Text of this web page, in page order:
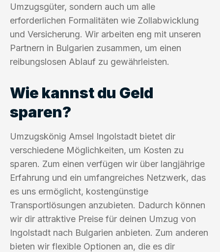
Umzugsgüter, sondern auch um alle
erforderlichen Formalitäten wie Zollabwicklung
und Versicherung. Wir arbeiten eng mit unseren
Partnern in Bulgarien zusammen, um einen
reibungslosen Ablauf zu gewährleisten.
Wie kannst du Geld
sparen?
Umzugskönig Amsel Ingolstadt bietet dir
verschiedene Möglichkeiten, um Kosten zu
sparen. Zum einen verfügen wir über langjährige
Erfahrung und ein umfangreiches Netzwerk, das
es uns ermöglicht, kostengünstige
Transportlösungen anzubieten. Dadurch können
wir dir attraktive Preise für deinen Umzug von
Ingolstadt nach Bulgarien anbieten. Zum anderen
bieten wir flexible Optionen an, die es dir